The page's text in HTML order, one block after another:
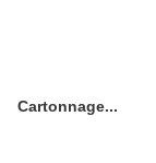
Cartonnage...